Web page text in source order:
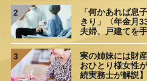
2
「何かあれば息
きり」〈年金月
夫婦、戸建てを
距離”
3
実の姉妹には財
おひとり様女性
続実務士が解説】